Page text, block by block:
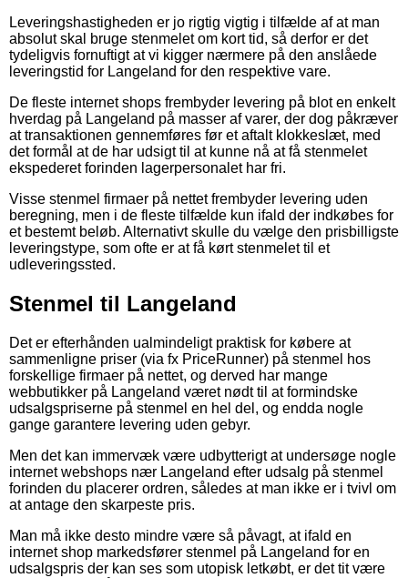
Leveringshastigheden er jo rigtig vigtig i tilfælde af at man
absolut skal bruge stenmelet om kort tid, så derfor er det
tydeligvis fornuftigt at vi kigger nærmere på den anslåede
leveringstid for Langeland for den respektive vare.
De fleste internet shops frembyder levering på blot en enkelt
hverdag på Langeland på masser af varer, der dog påkræver
at transaktionen gennemføres før et aftalt klokkeslæt, med
det formål at de har udsigt til at kunne nå at få stenmelet
ekspederet forinden lagerpersonalet har fri.
Visse stenmel firmaer på nettet frembyder levering uden
beregning, men i de fleste tilfælde kun ifald der indkøbes for
et bestemt beløb. Alternativt skulle du vælge den prisbilligste
leveringstype, som ofte er at få kørt stenmelet til et
udleveringssted.
Stenmel til Langeland
Det er efterhånden ualmindeligt praktisk for købere at
sammenligne priser (via fx PriceRunner) på stenmel hos
forskellige firmaer på nettet, og derved har mange
webbutikker på Langeland været nødt til at formindske
udsalgspriserne på stenmel en hel del, og endda nogle
gange garantere levering uden gebyr.
Men det kan immervæk være udbytterigt at undersøge nogle
internet webshops nær Langeland efter udsalg på stenmel
forinden du placerer ordren, således at man ikke er i tvivl om
at antage den skarpeste pris.
Man må ikke desto mindre være så påvagt, at ifald en
internet shop markedsfører stenmel på Langeland for en
udsalgspris der kan ses som utopisk letkøbt, er det tit være